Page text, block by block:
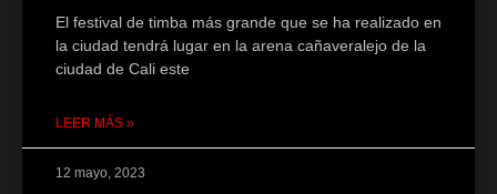
El festival de timba más grande que se ha realizado en
la ciudad tendrá lugar en la arena cañaveralejo de la
ciudad de Cali este
LEER MÁS »
12 mayo, 2023